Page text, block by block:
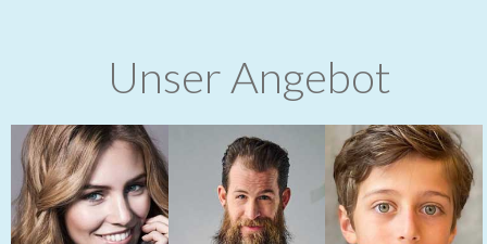
Unser Angebot